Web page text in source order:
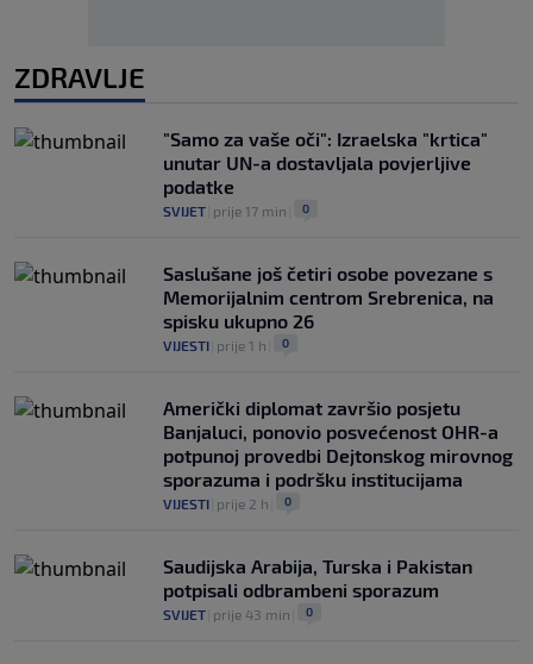
ZDRAVLJE
"Samo za vaše oči": Izraelska "krtica"
unutar UN-a dostavljala povjerljive
podatke
SVIJET prije 17 min 0
Saslušane još četiri osobe povezane s
Memorijalnim centrom Srebrenica, na
spisku ukupno 26
VIJESTI prije 1 h 0
Američki diplomat završio posjetu
Banjaluci, ponovio posvećenost OHR-a
potpunoj provedbi Dejtonskog mirovnog
sporazuma i podršku institucijama
VIJESTI prije 2 h 0
Saudijska Arabija, Turska i Pakistan
potpisali odbrambeni sporazum
SVIJET prije 43 min 0